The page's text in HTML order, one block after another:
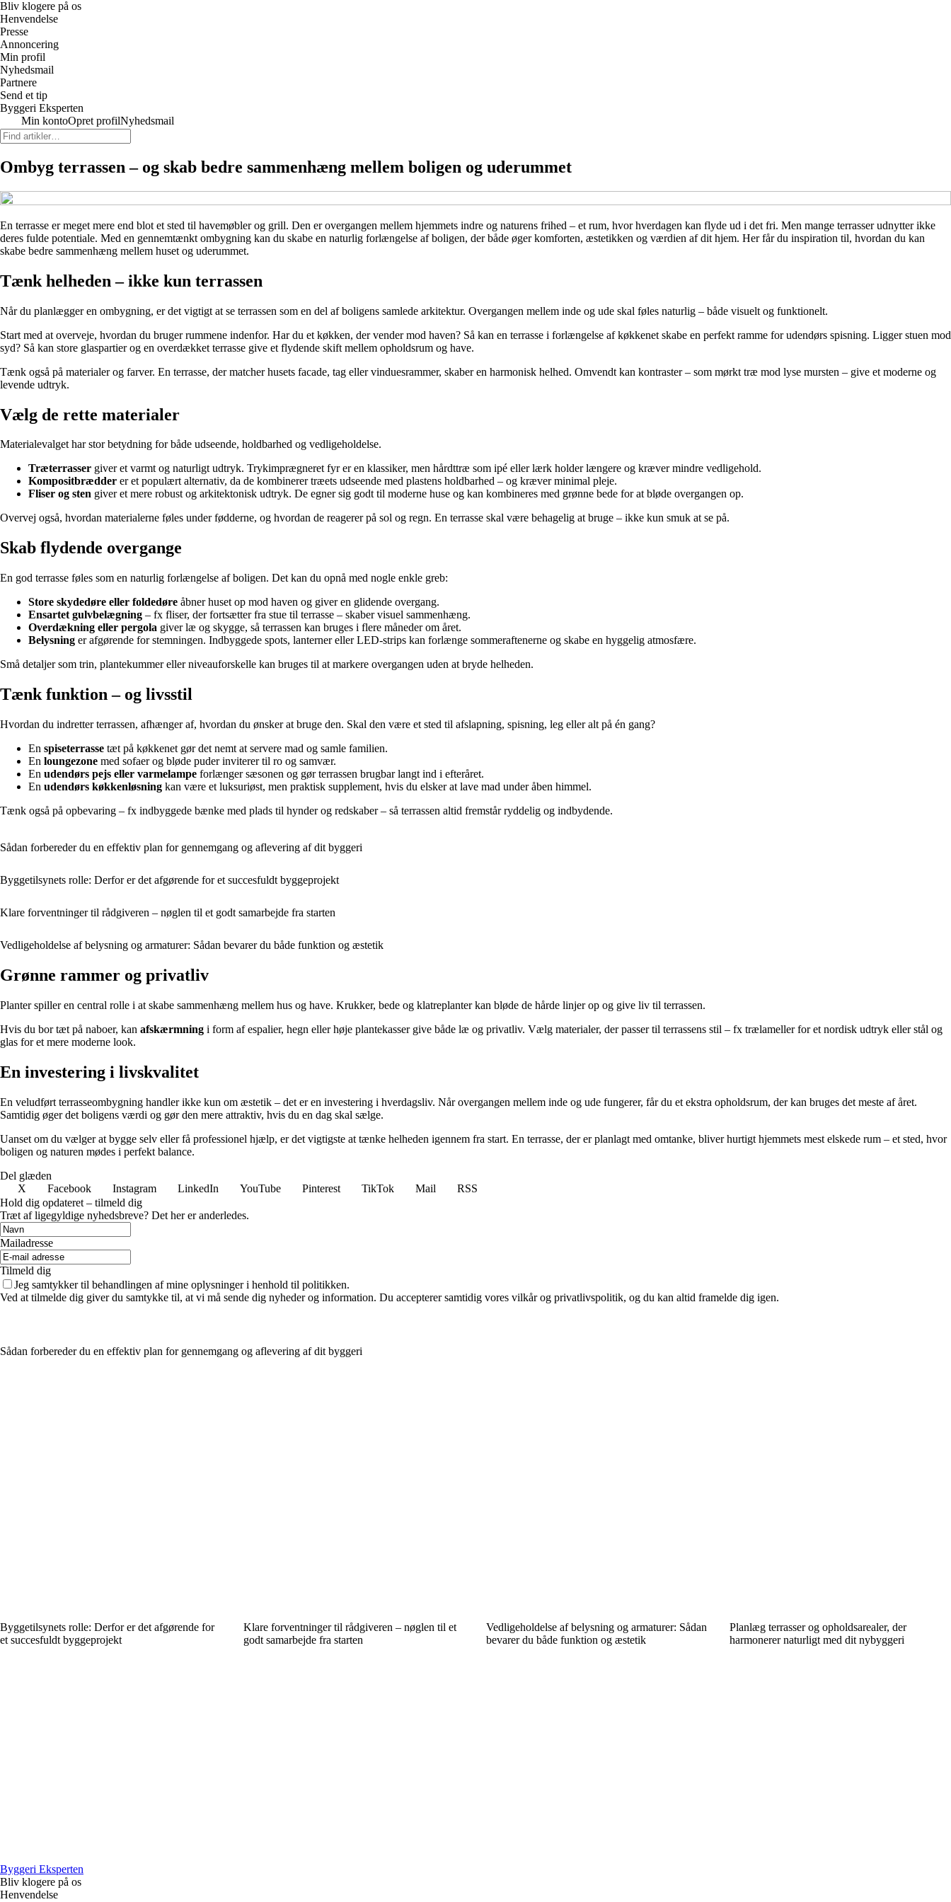
Bliv klogere på os
Henvendelse
Presse
Annoncering
Min profil
Nyhedsmail
Partnere
Send et tip
Byggeri Eksperten
Min kontoOpret profilNyhedsmail
Ombyg terrassen – og skab bedre sammenhæng mellem boligen og uderummet
En terrasse er meget mere end blot et sted til havemøbler og grill. Den er overgangen mellem hjemmets indre og naturens frihed – et rum, hvor hverdagen kan flyde ud i det fri. Men mange terrasser udnytter ikke
deres fulde potentiale. Med en gennemtænkt ombygning kan du skabe en naturlig forlængelse af boligen, der både øger komforten, æstetikken og værdien af dit hjem. Her får du inspiration til, hvordan du kan
skabe bedre sammenhæng mellem huset og uderummet.
Tænk helheden – ikke kun terrassen
Når du planlægger en ombygning, er det vigtigt at se terrassen som en del af boligens samlede arkitektur. Overgangen mellem inde og ude skal føles naturlig – både visuelt og funktionelt.
Start med at overveje, hvordan du bruger rummene indenfor. Har du et køkken, der vender mod haven? Så kan en terrasse i forlængelse af køkkenet skabe en perfekt ramme for udendørs spisning. Ligger stuen mod
syd? Så kan store glaspartier og en overdækket terrasse give et flydende skift mellem opholdsrum og have.
Tænk også på materialer og farver. En terrasse, der matcher husets facade, tag eller vinduesrammer, skaber en harmonisk helhed. Omvendt kan kontraster – som mørkt træ mod lyse mursten – give et moderne og
levende udtryk.
Vælg de rette materialer
Materialevalget har stor betydning for både udseende, holdbarhed og vedligeholdelse.
Træterrasser giver et varmt og naturligt udtryk. Trykimprægneret fyr er en klassiker, men hårdttræ som ipé eller lærk holder længere og kræver mindre vedligehold.
Kompositbrædder er et populært alternativ, da de kombinerer træets udseende med plastens holdbarhed – og kræver minimal pleje.
Fliser og sten giver et mere robust og arkitektonisk udtryk. De egner sig godt til moderne huse og kan kombineres med grønne bede for at bløde overgangen op.
Overvej også, hvordan materialerne føles under fødderne, og hvordan de reagerer på sol og regn. En terrasse skal være behagelig at bruge – ikke kun smuk at se på.
Skab flydende overgange
En god terrasse føles som en naturlig forlængelse af boligen. Det kan du opnå med nogle enkle greb:
Store skydedøre eller foldedøre åbner huset op mod haven og giver en glidende overgang.
Ensartet gulvbelægning – fx fliser, der fortsætter fra stue til terrasse – skaber visuel sammenhæng.
Overdækning eller pergola giver læ og skygge, så terrassen kan bruges i flere måneder om året.
Belysning er afgørende for stemningen. Indbyggede spots, lanterner eller LED-strips kan forlænge sommeraftenerne og skabe en hyggelig atmosfære.
Små detaljer som trin, plantekummer eller niveauforskelle kan bruges til at markere overgangen uden at bryde helheden.
Tænk funktion – og livsstil
Hvordan du indretter terrassen, afhænger af, hvordan du ønsker at bruge den. Skal den være et sted til afslapning, spisning, leg eller alt på én gang?
En spiseterrasse tæt på køkkenet gør det nemt at servere mad og samle familien.
En loungezone med sofaer og bløde puder inviterer til ro og samvær.
En udendørs pejs eller varmelampe forlænger sæsonen og gør terrassen brugbar langt ind i efteråret.
En udendørs køkkenløsning kan være et luksuriøst, men praktisk supplement, hvis du elsker at lave mad under åben himmel.
Tænk også på opbevaring – fx indbyggede bænke med plads til hynder og redskaber – så terrassen altid fremstår ryddelig og indbydende.
Sådan forbereder du en effektiv plan for gennemgang og aflevering af dit byggeri
Byggetilsynets rolle: Derfor er det afgørende for et succesfuldt byggeprojekt
Klare forventninger til rådgiveren – nøglen til et godt samarbejde fra starten
Vedligeholdelse af belysning og armaturer: Sådan bevarer du både funktion og æstetik
Grønne rammer og privatliv
Planter spiller en central rolle i at skabe sammenhæng mellem hus og have. Krukker, bede og klatreplanter kan bløde de hårde linjer op og give liv til terrassen.
Hvis du bor tæt på naboer, kan afskærmning i form af espalier, hegn eller høje plantekasser give både læ og privatliv. Vælg materialer, der passer til terrassens stil – fx trælameller for et nordisk udtryk eller stål og
glas for et mere moderne look.
En investering i livskvalitet
En veludført terrasseombygning handler ikke kun om æstetik – det er en investering i hverdagsliv. Når overgangen mellem inde og ude fungerer, får du et ekstra opholdsrum, der kan bruges det meste af året.
Samtidig øger det boligens værdi og gør den mere attraktiv, hvis du en dag skal sælge.
Uanset om du vælger at bygge selv eller få professionel hjælp, er det vigtigste at tænke helheden igennem fra start. En terrasse, der er planlagt med omtanke, bliver hurtigt hjemmets mest elskede rum – et sted, hvor
boligen og naturen mødes i perfekt balance.
Del glæden
X
Facebook Instagram LinkedIn YouTube Pinterest TikTok Mail
RSS
Hold dig opdateret – tilmeld dig
Træt af ligegyldige nyhedsbreve? Det her er anderledes.
Mailadresse
Tilmeld dig
Jeg samtykker til behandlingen af mine oplysninger i henhold til politikken.
Ved at tilmelde dig giver du samtykke til, at vi må sende dig nyheder og information. Du accepterer samtidig vores vilkår og privatlivspolitik, og du kan altid framelde dig igen.
Sådan forbereder du en effektiv plan for gennemgang og aflevering af dit byggeri
Byggetilsynets rolle: Derfor er det afgørende for
et succesfuldt byggeprojekt
Klare forventninger til rådgiveren – nøglen til et
godt samarbejde fra starten
Vedligeholdelse af belysning og armaturer: Sådan
bevarer du både funktion og æstetik
Planlæg terrasser og opholdsarealer, der
harmonerer naturligt med dit nybyggeri
Byggeri Eksperten
Bliv klogere på os
Henvendelse